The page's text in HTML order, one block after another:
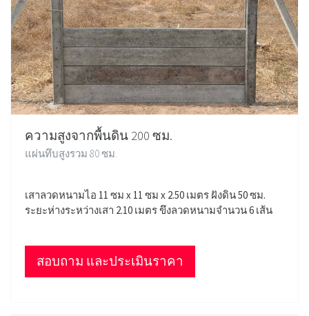
ความสูงจากพื้นดิน 200 ซม.
แผ่นทึบสูงรวม 80 ซม.
เสาลวดหนามไอ 11 ซม x 11 ซม x 2.50 เมตร ฝังดิน 50 ซม.
ระยะห่างระหว่างเสา 2.10 เมตร ขึงลวดหนามจำนวน 6 เส้น
สอบถาม และประเมินราคา